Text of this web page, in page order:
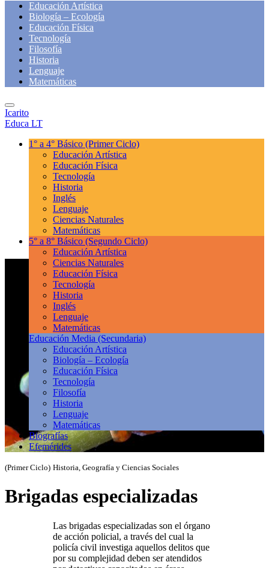
Educación Artística
Biología – Ecología
Educación Física
Tecnología
Filosofía
Historia
Lenguaje
Matemáticas
Icarito
Educa LT
1° a 4° Básico (Primer Ciclo)
Educación Artística
Educación Física
Tecnología
Historia
Inglés
Lenguaje
Ciencias Naturales
Matemáticas
5° a 8° Básico (Segundo Ciclo)
Educación Artística
Ciencias Naturales
Educación Física
Tecnología
Historia
Inglés
Lenguaje
Matemáticas
Educación Media (Secundaria)
Educación Artística
Biología – Ecología
Educación Física
Tecnología
Filosofía
Historia
Lenguaje
Matemáticas
Biografías
Efemérides
(Primer Ciclo) Historia, Geografía y Ciencias Sociales
Brigadas especializadas
Las brigadas especializadas son el órgano
de acción policial, a través del cual la
policía civil investiga aquellos delitos que
por su complejidad deben ser atendidos